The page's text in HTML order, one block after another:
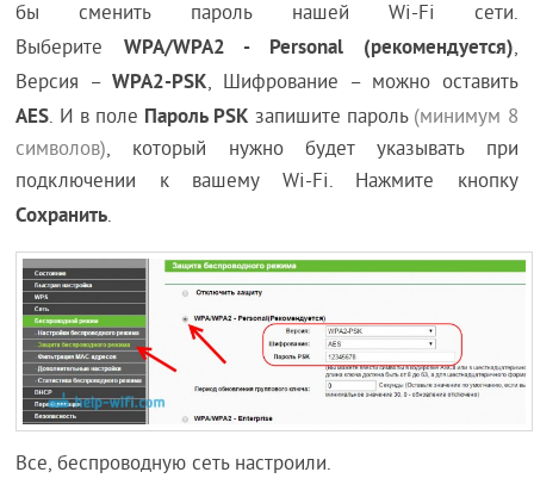
бы сменить пароль нашей Wi-Fi сети.
Выберите WPA/WPA2 - Personal (рекомендуется),
Версия –WPA2-PSK, Шифрование – можно оставить
AES. И в поле Пароль PSK запишите пароль (минимум 8
символов), который нужно будет указывать при
подключении к вашему Wi-Fi. Нажмите кнопку
Сохранить.
Все, беспроводную сеть настроили.